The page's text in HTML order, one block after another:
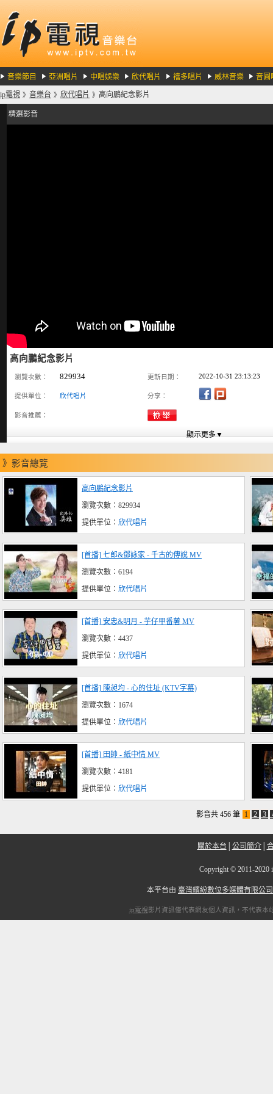
音樂節目 亞洲唱片 中唱娛樂 欣代唱片 禧多唱片 威林音樂 音圓
ip電視 》 音樂台 》 欣代唱片 》 高向鵬紀念影片
精選影音
高向鵬紀念影片
瀏覽次數： 829934 更新日期： 2022-10-31 23:13:23
提供單位： 欣代唱片 分享：
影音推薦：
》影音總覽
高向鵬紀念影片
瀏覽次數：829934
提供單位： 欣代唱片
[首播] 七郎&鄧詠家 - 千古的傳說 MV
瀏覽次數：6194
提供單位： 欣代唱片
[首播] 安忠&明月 - 芋仔甲番薯 MV
瀏覽次數：4437
提供單位： 欣代唱片
[首播] 陳昶均 - 心的住址 (KTV字幕)
瀏覽次數：1674
提供單位： 欣代唱片
[首播] 田帥 - 紙中情 MV
瀏覽次數：4181
提供單位： 欣代唱片
影音共 456 筆 1 2 3
關於本台 公司簡介│
Copyright © 2011-
本平台由 臺灣繽紛數位多媒體有限公司
ip電視影片資訊僅代表網友個人資訊，不代表本